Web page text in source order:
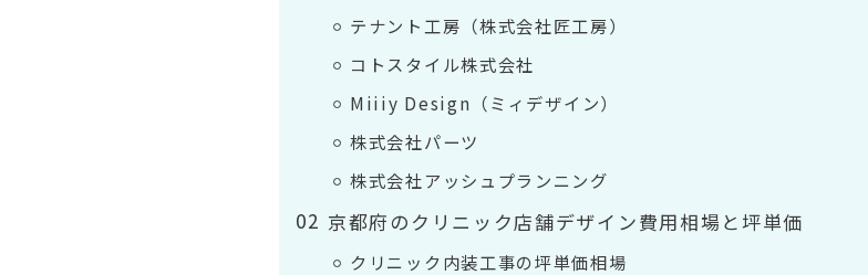
テナント工房（株式会社匠工房）
コトスタイル株式会社
Miiiy Design（ミィデザイン）
株式会社パーツ
株式会社アッシュプランニング
京都府のクリニック店舗デザイン費用相場と坪単価
クリニック内装工事の坪単価相場